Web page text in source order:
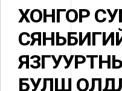
ХОНГОР
БУЛШ